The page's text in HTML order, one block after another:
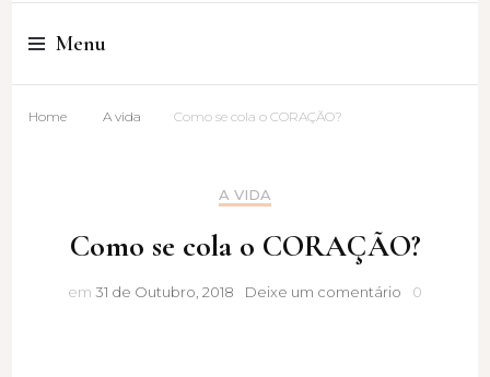
Cristina Amaro
Menu
Home A vida Como se cola o CORAÇÃO?
A VIDA
Como se cola o CORAÇÃO?
em 31 de Outubro, 2018 Deixe um comentário Como
0